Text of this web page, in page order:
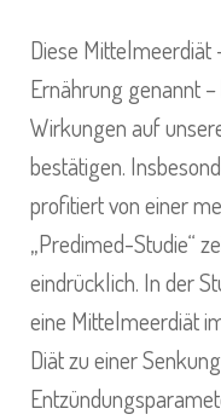
Diese Mittelmeerdiät
Ernährung genannt
Wirkungen auf
bestätigen.
profitiert von einer
„Predimed-Studie“
eindrücklich. In der
eine Mittelmeerdiät
Diät zu einer